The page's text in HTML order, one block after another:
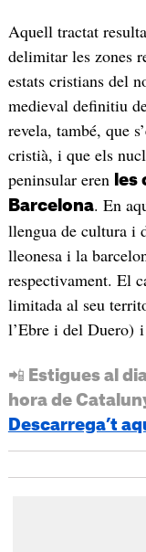
Aquell tractat
delimitar les zones
estats cristians del
medieval definitiu
revela, també, que
cristià, i que els
peninsular eren
les
Barcelona. En
llengua de cultura i
lleonesa i la
respectivament. El
limitada al seu
l’Ebre i del Duero)
📲 Estigues al
hora de
Descarrega’t